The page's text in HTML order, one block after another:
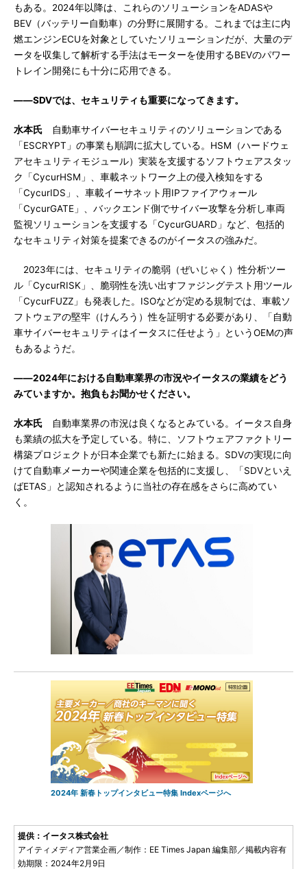
もある。2024年以降は、これらのソリューションをADASや
BEV（バッテリー自動車）の分野に展開する。これまでは主に内
燃エンジンECUを対象としていたソリューションだが、大量のデ
ータを収集して解析する手法はモーターを使用するBEVのパワー
トレイン開発にも十分に応用できる。
――SDVでは、セキュリティも重要になってきます。
水本氏 自動車サイバーセキュリティのソリューションである
「ESCRYPT」の事業も順調に拡大している。HSM（ハードウェ
アセキュリティモジュール）実装を支援するソフトウェアスタッ
ク「CycurHSM」、車載ネットワーク上の侵入検知をする
「CycurIDS」、車載イーサネット用IPファイアウォール
「CycurGATE」、バックエンド側でサイバー攻撃を分析し車両
監視ソリューションを支援する「CycurGUARD」など、包括的
なセキュリティ対策を提案できるのがイータスの強みだ。
2023年には、セキュリティの脆弱（ぜいじゃく）性分析ツー
ル「CycurRISK」、脆弱性を洗い出すファジングテスト用ツール
「CycurFUZZ」も発表した。ISOなどが定める規制では、車載ソ
フトウェアの堅牢（けんろう）性を証明する必要があり、「自動
車サイバーセキュリティはイータスに任せよう」というOEMの声
もあるようだ。
――2024年における自動車業界の市況やイータスの業績をどう
みていますか。抱負もお聞かせください。
水本氏 自動車業界の市況は良くなるとみている。イータス自身
も業績の拡大を予定している。特に、ソフトウェアファクトリー
構築プロジェクトが日本企業でも新たに始まる。SDVの実現に向
けて自動車メーカーや関連企業を包括的に支援し、「SDVといえ
ばETAS」と認知されるように当社の存在感をさらに高めてい
く。
2024年 新春トップインタビュー特集 Indexページへ
提供：イータス株式会社
アイティメディア営業企画／制作：EE Times Japan 編集部／掲載内容有
効期限：2024年2月9日